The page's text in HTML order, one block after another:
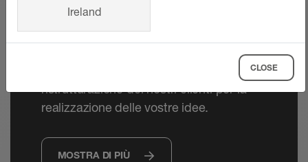
grandi dimensioni, i sistemi innovativi
Schlüter-Systems sono duraturi e dal
design accattivante. Lasciatevi ispirare
ristrutturazione dei nostri clienti per la
realizzazione delle vostre idee.
MOSTRA DI PIÙ
Ireland
CLOSE